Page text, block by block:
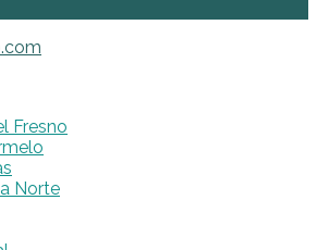
Fresno
Norte